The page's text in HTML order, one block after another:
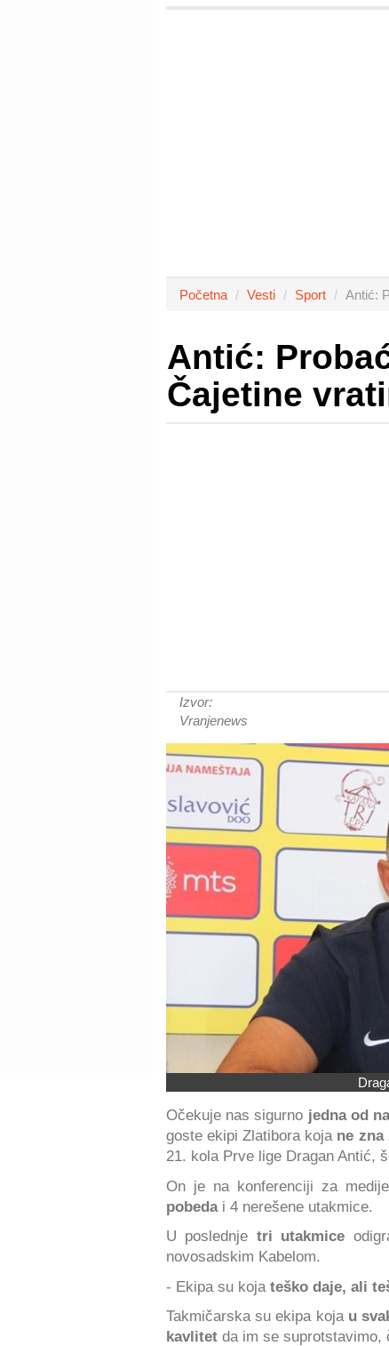
Početna Vesti Sport Antić:
Antić:
Čajetine
Izvor:
Vranjenews
Očekuje nas sigurno jedna od
goste ekipi Zlatibora koja ne zna
21. kola Prve lige Dragan Antić,
On je na konferenciji za
pobedai 4 nerešene utakmice.
U poslednje tri utakmice
novosadskim Kabelom.
- Ekipa su koja teško daje, ali
Takmičarska su ekipa koja u
kavlitet da im se suprotstavimo,